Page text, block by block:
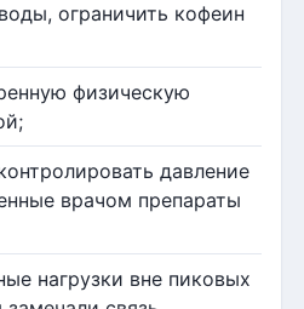
ограничить кофеин
физическую
давление
врачом препараты
нагрузки вне пиковых